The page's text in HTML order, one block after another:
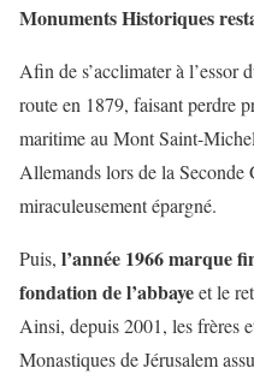
Monuments Historiques
Afin de s’acclimater à l’essor
route en 1879, faisant perdre
maritime au Mont Saint-
Allemands lors de la Seconde
miraculeusement épargné.
Puis, l’année 1966 marque
fondation de l’abbayeet le
Ainsi, depuis 2001, les frères
Monastiques de Jérusalem